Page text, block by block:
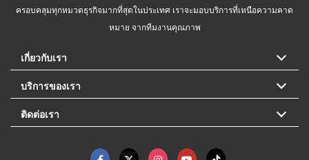
ครอบคลุมทุกหมวดธุรกิจมากที่สุดในประเทศ เราจะมอบบริการที่เหนือความคาด
หมาย จากทีมงานคุณภาพ
เกี่ยวกับเรา
บริการของเรา
ติดต่อเรา